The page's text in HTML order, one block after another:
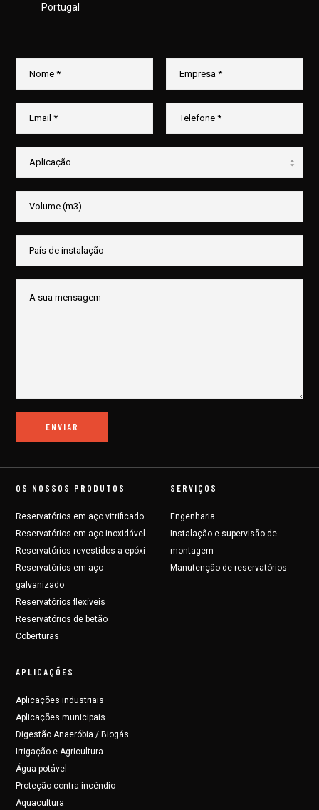
Portugal
OS NOSSOS PRODUTOS
Reservatórios em aço vitrificado
Reservatórios em aço inoxidável
Reservatórios revestidos a epóxi
Reservatórios em aço
galvanizado
Reservatórios flexíveis
Reservatórios de betão
Coberturas
SERVIÇOS
Engenharia
Instalação e supervisão de
montagem
Manutenção de reservatórios
APLICAÇÕES
Aplicações industriais
Aplicações municipais
Digestão Anaeróbia / Biogás
Irrigação e Agricultura
Água potável
Proteção contra incêndio
Aquacultura